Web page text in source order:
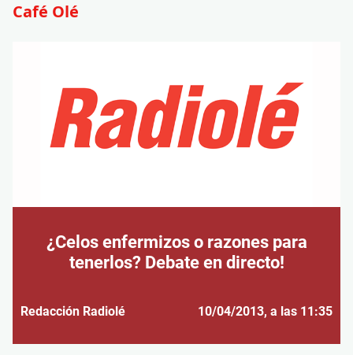
Café Olé
¿Celos enfermizos o razones para
tenerlos? Debate en directo!
Redacción Radiolé 10/04/2013, a las 11:35